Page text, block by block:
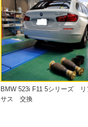
BMW 523i F11 5シリーズ
サス 交換